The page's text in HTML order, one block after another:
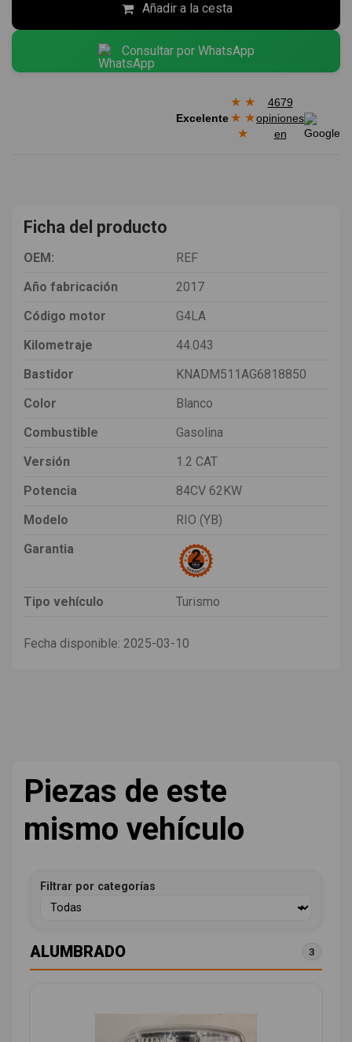
Añadir a la cesta
Consultar por WhatsApp
Excelente
★ ★
★ ★
★
4679
opiniones
en
Ficha del producto
OEM:
REF
Año fabricación
2017
Código motor
G4LA
Kilometraje
44.043
Bastidor
KNADM511AG6818850
Color
Blanco
Combustible
Gasolina
Versión
1.2 CAT
Potencia
84CV 62KW
Modelo
RIO (YB)
Garantia
Tipo vehículo Turismo
Fecha disponible: 2025-03-10
Piezas de este
mismo vehículo
Filtrar por categorías
ALUMBRADO 3